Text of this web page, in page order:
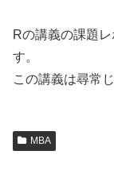
Rの講義の課題
す。
この講義は尋常
MBA